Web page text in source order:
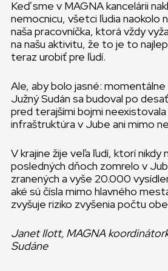
Keď sme v MAGNA kancelárii
nemocnicu, všetci ľudia naokolo
naša pracovníčka, ktorá vždy
na našu aktivitu, že to je to
teraz urobiť pre ľudí.
Ale, aby bolo jasné: momentálne
Južný Sudán sa budoval po
pred terajšími bojmi neexistovala
infraštruktúra v Jube ani mimo
V krajine žije veľa ľudí, ktorí nikdy
posledných dňoch zomrelo v
zranených a vyše 20.000
aké sú čísla mimo hlavného
zvyšuje riziko zvyšenia počtu
Janet Ilott, MAGNA
Sudáne